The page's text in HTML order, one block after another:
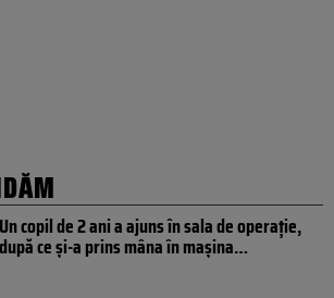
Un copil de 2 ani a ajuns în sala de operație,
după ce și-a prins mâna în mașina…